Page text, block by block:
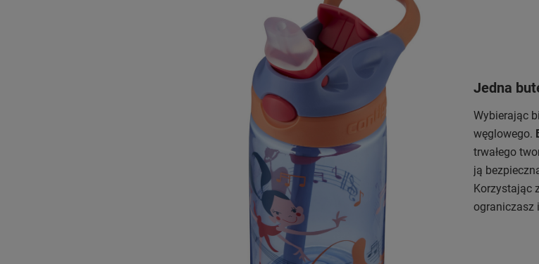
Jedna
Wybierając
węglowego.
trwałego
ją
Korzystając
ograniczasz